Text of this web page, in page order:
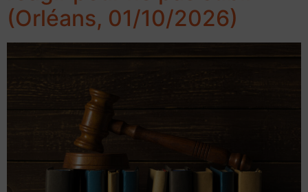
(Orléans, 01/10/2026)